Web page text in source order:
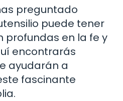
preguntado
puede tener
profundas en la fe y
encontrarás
ayudarán a
fascinante